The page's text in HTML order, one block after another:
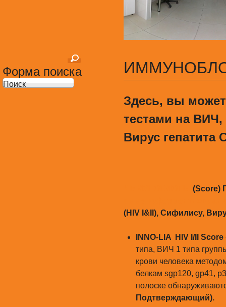
Здесь, вы
тестами на
Вирус гепатита
(Score)
(HIV I&II), Сифилису,
INNO-LIA HIV I/II Score
типа, ВИЧ 1 типа
крови человека
белкам sgp120, gp41,
полоске
Подтверждающий).
Форма поиска
Поиск